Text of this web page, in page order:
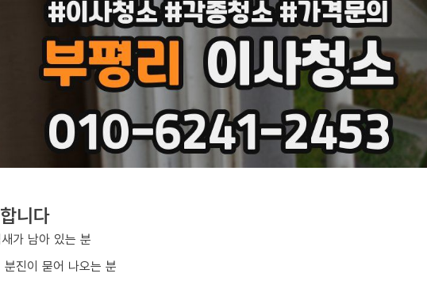
니다
가 남아 있는 분
분진이 묻어 나오는 분